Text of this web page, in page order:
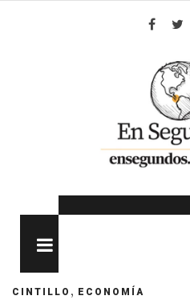
CINTILLO , ECONOMÍA